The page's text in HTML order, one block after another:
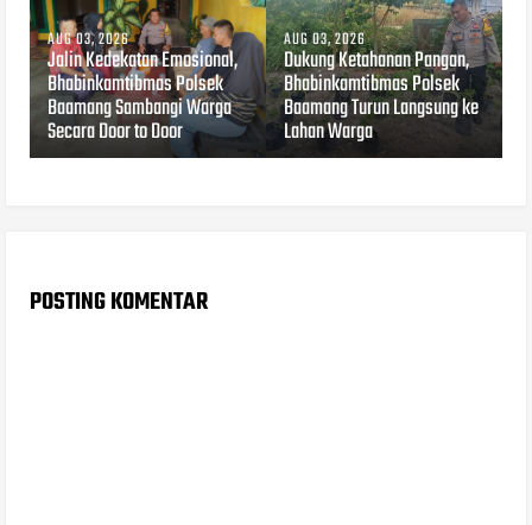
AUG 03, 2026
Jalin Kedekatan Emosional,
Bhabinkamtibmas Polsek
Baamang Sambangi Warga
Secara Door to Door
AUG 03, 2026
Dukung Ketahanan Pangan,
Bhabinkamtibmas Polsek
Baamang Turun Langsung ke
Lahan Warga
POSTING KOMENTAR